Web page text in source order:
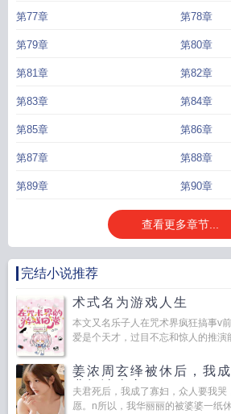
第77章 第78章
第79章 第80章
第81章 第82章
第83章 第84章
第85章 第86章
第87章 第88章
第89章 第90章
查看更多章节...
完结小说推荐
术式名为游戏人生
本文又名乐子人在咒术界疯狂搞事v
爱是个天才，过目不忘和惊人的推演
姜浓周玄绎被休后，我
费阅读全文
夫君死后，我成了寡妇，众人要我哭
愿。n所以，我华丽丽的被婆婆一纸